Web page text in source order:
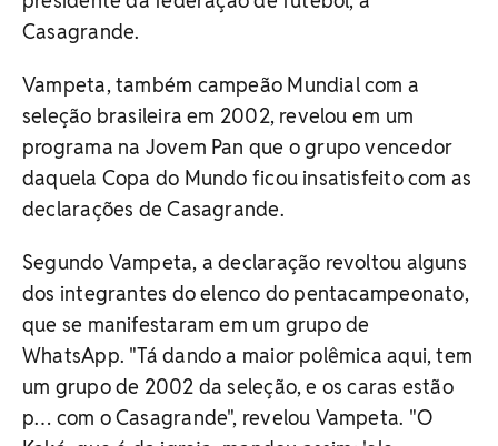
Casagrande.
Vampeta, também campeão Mundial com a
seleção brasileira em 2002, revelou em um
programa na Jovem Pan que o grupo vencedor
daquela Copa do Mundo ficou insatisfeito com as
declarações de Casagrande.
Segundo Vampeta, a declaração revoltou alguns
dos integrantes do elenco do pentacampeonato,
que se manifestaram em um grupo de
WhatsApp. "Tá dando a maior polêmica aqui, tem
um grupo de 2002 da seleção, e os caras estão
p… com o Casagrande", revelou Vampeta. "O